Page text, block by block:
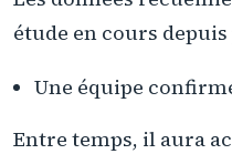
étude en cours depuis
Une équipe
Entre temps, il aura